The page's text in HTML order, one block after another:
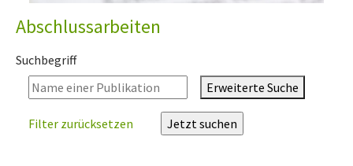
Abschlussarbeiten
Suchbegriff
Erweiterte Suche
Filter zurücksetzen